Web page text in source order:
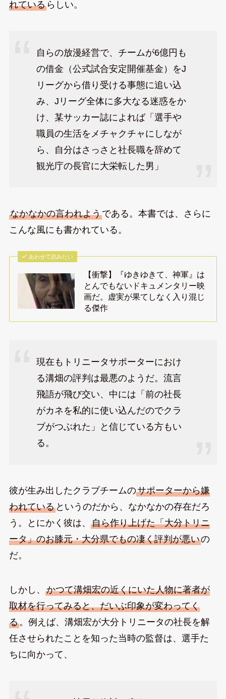
れているらしい。
自らの放漫経営で、チームが6億円も
の借金（公式試合安定開催基金）をJ
リーグから借り受ける事態に追い込
み、Jリーグ全体に多大なる迷惑をか
け、某サッカー誌によれば「選手や
職員の生活をメチャクチャにしなが
ら、自分はさっさと社長職を辞めて
観光庁の長官に大栄転した男」
なかなかの言われようである。本書では、さらに
こんな風にも書かれている。
あわせて読みたい
【衝撃】『ゆきゆきて、神軍』は
とんでもないドキュメンタリー映
画だ。虚実が果てしなく入り混じ
る傑作
現在もトリニータサポーターにおけ
る溝畑の評判は最悪のようだ。流言
飛語が飛び交い、中には「前の社長
がカネを私的に使い込んだのでクラ
ブがつぶれた」と信じている方もい
る。
彼が生み出したクラブチームのサポーターから嫌
われているというのだから、なかなかの存在だろ
う。とにかく彼は、 自ら作り上げた「大分トリニ
ータ」のお膝元・大分県でもの凄く評判が悪いの
だ。
しかし、 かつて溝畑宏の近くにいた人物に著者が
取材を行ってみると、だいぶ印象が変わってく
る。例えば、溝畑宏が大分トリニータの社長を解
任させられたことを知った当時の監督は、選手た
ちに向かって、